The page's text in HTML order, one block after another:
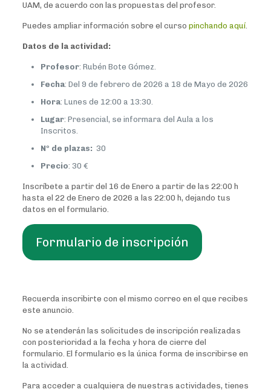
UAM, de acuerdo con las propuestas del profesor.
Puedes ampliar información sobre el curso pinchando aquí.
Datos de la actividad:
Profesor: Rubén Bote Gómez.
Fecha: Del 9 de febrero de 2026 a 18 de Mayo de 2026
Hora: Lunes de 12:00 a 13:30.
Lugar: Presencial, se informara del Aula a los
Inscritos.
Nº de plazas:30
Precio: 30 €
Inscríbete a partir del 16 de Enero a partir de las 22:00 h
hasta el 22 de Enero de 2026 a las 22:00 h, dejando tus
datos en el formulario.
Formulario de inscripción
Recuerda inscribirte con el mismo correo en el que recibes
este anuncio.
No se atenderán las solicitudes de inscripción realizadas
con posterioridad a la fecha y hora de cierre del
formulario. El formulario es la única forma de inscribirse en
la actividad.
Para acceder a cualquiera de nuestras actividades, tienes